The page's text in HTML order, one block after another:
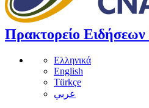
Πρακτορείο Ειδήσεων
Ελληνικά
English
Türkçe
عربي